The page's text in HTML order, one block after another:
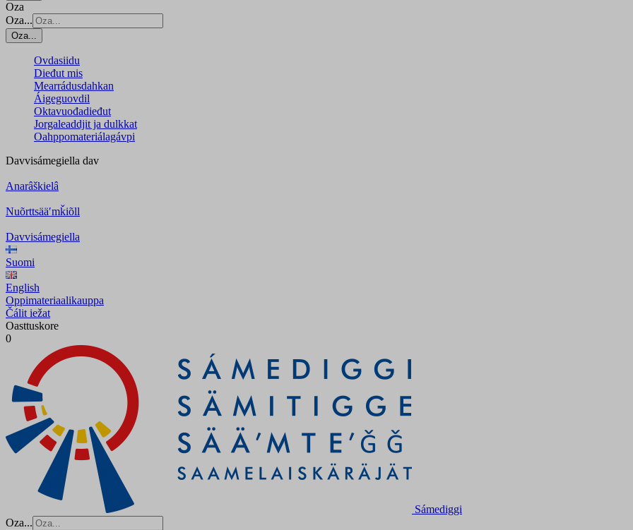
Oza
Oza...
Oza...
Ovdasiidu
Dieđut mis
Mearrádusdahkan
Áigeguovdil
Oktavuođadieđut
Jorgaleaddjit ja dulkkat
Oahppomateriálagávpi
Davvisámegiella dav
Anarâškielâ
Nuõrttsääʹmǩiõll
Davvisámegiella
Suomi
English
Oppimateriaalikauppa
Čálit iežat
Oasttuskore
0
Sámediggi
Oza...